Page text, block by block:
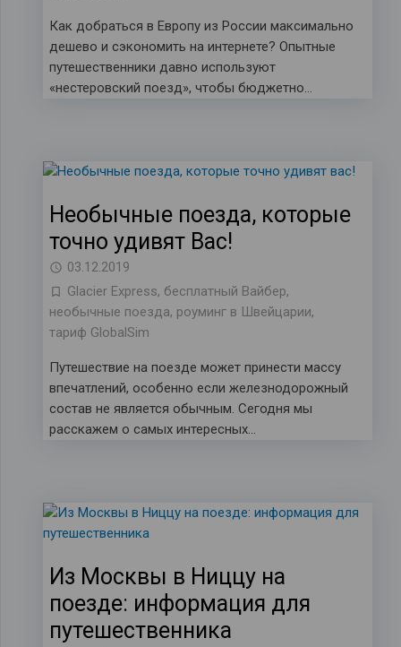
Как добраться в Европу из России максимально
дешево и сэкономить на интернете? Опытные
путешественники давно используют
«нестеровский поезд», чтобы бюджетно…
Необычные поезда, которые
точно удивят Вас!
03.12.2019
Glacier Express, бесплатный Вайбер,
необычные поезда, роуминг в Швейцарии,
тариф GlobalSim
Путешествие на поезде может принести массу
впечатлений, особенно если железнодорожный
состав не является обычным. Сегодня мы
расскажем о самых интересных…
Из Москвы в Ниццу на
поезде: информация для
путешественника